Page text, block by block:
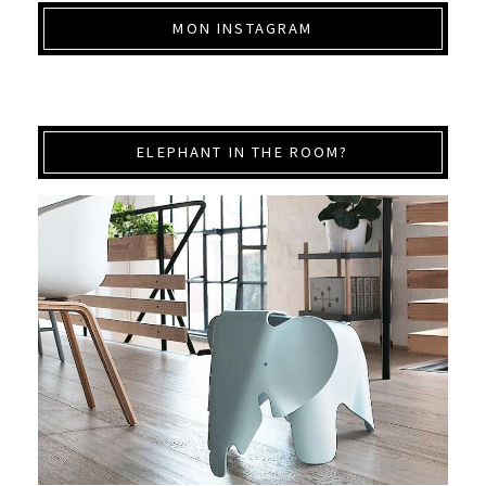
MON INSTAGRAM
ELEPHANT IN THE ROOM?